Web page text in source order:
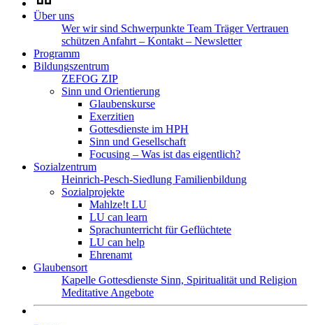
Über uns
Wer wir sind Schwerpunkte Team TrägerVertrauen
schützen Anfahrt – Kontakt – Newsletter
Programm
Bildungszentrum
ZEFOG ZIP
Sinn und Orientierung
Glaubenskurse
Exerzitien
Gottesdienste im HPH
Sinn und Gesellschaft
Focusing – Was ist das eigentlich?
Sozialzentrum
Heinrich-Pesch-Siedlung Familienbildung
Sozialprojekte
Mahlze!t LU
LU can learn
Sprachunterricht für Geflüchtete
LU can help
Ehrenamt
Glaubensort
Kapelle Gottesdienste Sinn, Spiritualität und Religion
Meditative Angebote